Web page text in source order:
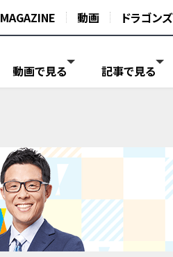
MAGAZINE 動画 ドラゴンズ
動画で見る 記事で見る